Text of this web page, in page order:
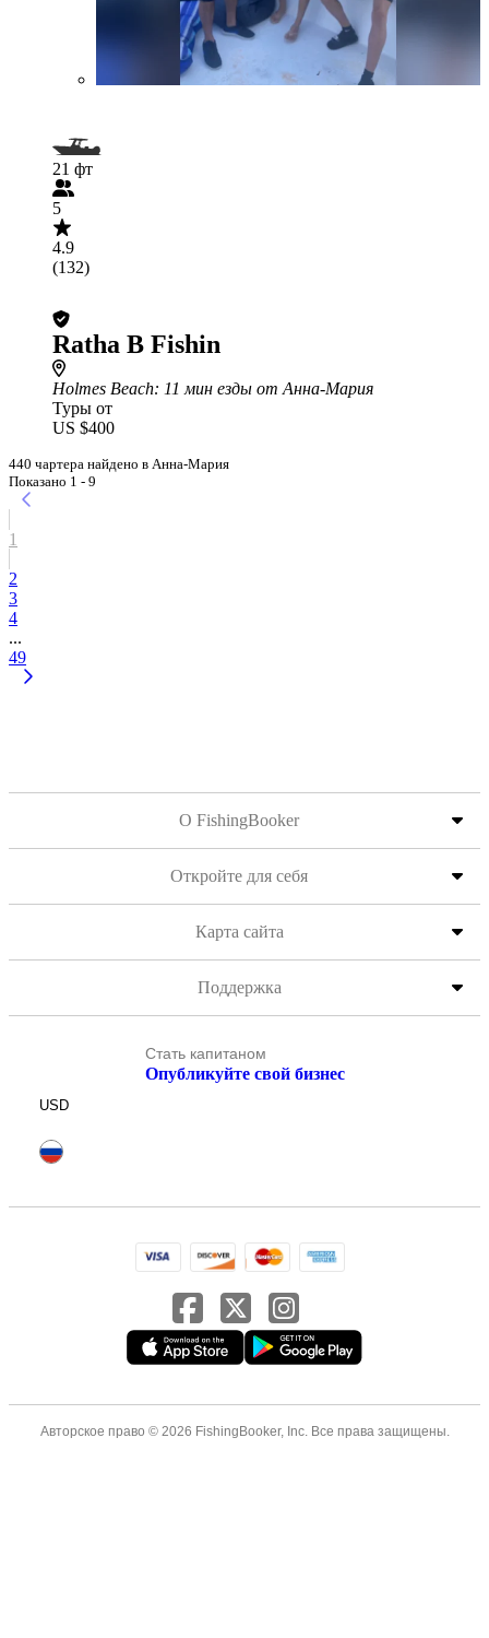
21 фт
5
4.9
(132)
Ratha B Fishin
Holmes Beach: 11 мин езды от Анна-Мария
Туры от
US $400
440 чартера найдено в Анна-Мария
Показано 1 - 9
1
2
3
4
...
49
О FishingBooker
Откройте для себя
Карта сайта
Поддержка
Стать капитаном
Опубликуйте свой бизнес
USD
Авторское право © 2026 FishingBooker, Inc. Все права защищены.